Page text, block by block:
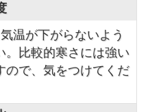
温が下がらないよう
。比較的寒さには強い
ので、気をつけてくだ